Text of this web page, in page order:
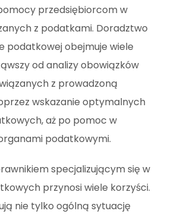
przedsiębiorcom w
z podatkami. Doradztwo
podatkowej obejmuje wiele
od analizy obowiązków
z prowadzoną
wskazanie optymalnych
aż po pomoc w
podatkowymi.
specjalizującym się w
przynosi wiele korzyści.
nie tylko ogólną sytuację